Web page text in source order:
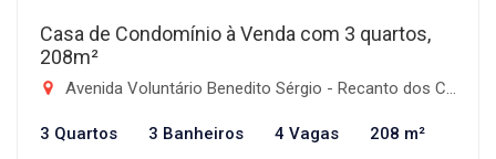
Casa de Condomínio à Venda com 3 quartos,
208m²
Avenida Voluntário Benedito Sérgio - Recanto dos Coqueirais, Taubaté-SP
3 Quartos 3 Banheiros 4 Vagas 208 m²